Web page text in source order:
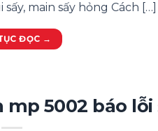
main sấy hỏng Cách […]
ĐỌC →
5002 báo lỗi